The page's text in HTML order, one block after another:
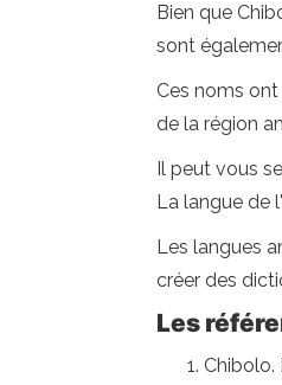
Bien que
sont
Ces noms
de la région
Il peut vous
La langue de
Les langues
créer des
Les
Chibolo.